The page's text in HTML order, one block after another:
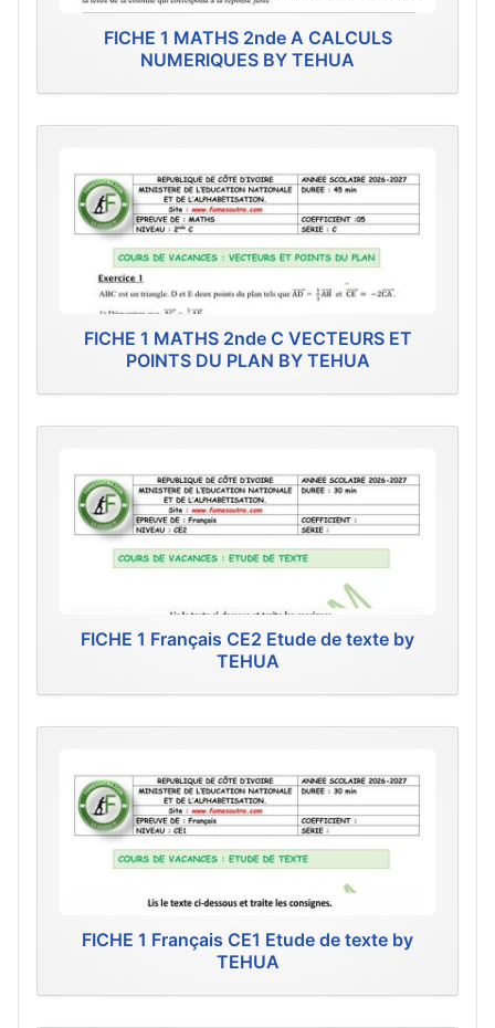
FICHE 1 MATHS 2nde A CALCULS
NUMERIQUES BY TEHUA
FICHE 1 MATHS 2nde C VECTEURS ET
POINTS DU PLAN BY TEHUA
FICHE 1 Français CE2 Etude de texte by
TEHUA
FICHE 1 Français CE1 Etude de texte by
TEHUA